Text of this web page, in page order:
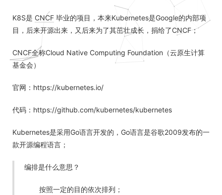
K8S是 CNCF 毕业的项目，本来Kubernetes是Google的内部项
目，后来开源出来，又后来为了其茁壮成长，捐给了CNCF；
CNCF全称Cloud Native Computing Foundation（云原生计算
基金会）
官网：https://kubernetes.io/
代码：https://github.com/kubernetes/kubernetes
Kubernetes是采用Go语言开发的，Go语言是谷歌2009发布的一
款开源编程语言；
编排是什么意思？
按照一定的目的依次排列；